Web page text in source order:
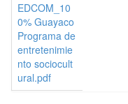
EDCOM_10
0% Guayaco
Programa de
entretenimie
nto sociocult
ural.pdf